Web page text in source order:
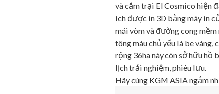
và cắm trại El Cosmico hiện
ích được in 3D bằng máy in
mái vòm và đường cong
tông màu chủ yếu là be vàng,
rộng 36ha này còn sở hữu hồ
lịch trải nghiệm, phiêu lưu.
Hãy cùng KGM ASIA ngắm